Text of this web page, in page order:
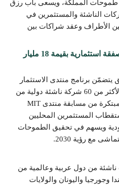
طموحات المملكة، ويسعى باب رزق
الناشئة والمستثمرين في
الأطراف وعقد شراكات بين
الاستثمار السعودية: إتمام 25 صفقة استثمارية بقيمة 18 مليار
يتضمّن برنامج منتدى الاستثمار
للشركات الناشئة 2022 معرضاً لأكثر من 60 شركة ناشئة دولية من
حول العالم و60 شركة سعودية مبتكرة من مسابقة منتدى MIT
المستثمرين المحليين
ويسهم في تحقيق الطموحات
مع رؤية 2030.
من دول عربية وعالمية من
وجورجيا واليونان والولايات